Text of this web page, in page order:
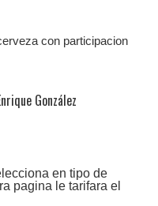
con participacion
González
en tipo de
pagina le tarifara el